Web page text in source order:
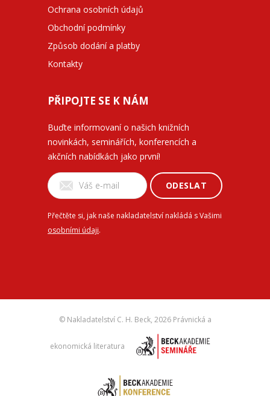
Ochrana osobních údajů
Obchodní podmínky
Způsob dodání a platby
Kontakty
PŘIPOJTE SE K NÁM
Buďte informovaní o našich knižních
novinkách, seminářích, konferencích a
akčních nabídkách jako první!
ODESLAT
Přečtěte si, jak naše nakladatelství nakládá s Vašimi
osobními údaji.
© Nakladatelství C. H. Beck, 2026 Právnická a
ekonomická literatura